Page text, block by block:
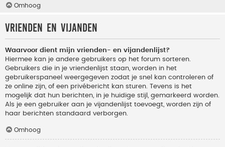
Omhoog
Vrienden en vijanden
Waarvoor dient mijn vrienden- en vijandenlijst?
Hiermee kan je andere gebruikers op het forum sorteren.
Gebruikers die in je vriendenlijst staan, worden in het
gebruikerspaneel weergegeven zodat je snel kan controleren of
ze online zijn, of een privébericht kan sturen. Tevens is het
mogelijk dat hun berichten, in je huidige stijl, gemarkeerd worden.
Als je een gebruiker aan je vijandenlijst toevoegt, worden zijn of
haar berichten standaard verborgen.
Omhoog